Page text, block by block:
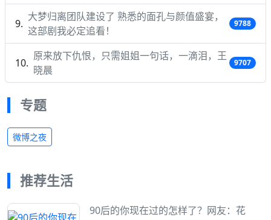
大梦归离团队建设了 熟悉的面孔与颜值盛宴，
这部剧我必定追看！
9788
原来放下仇恨，只需姐姐一句话，一滴泪，王
晓晨
9707
专题
微博之夜
推荐生活
90后的你现在过的怎样了？网友：花